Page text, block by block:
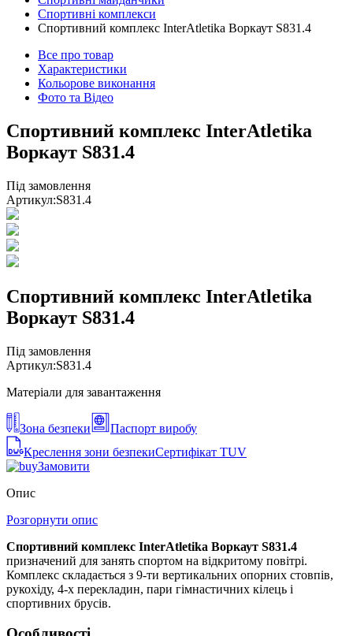
Спортивні комплекси
Спортивний комплекс InterAtletika Воркаут S831.4
Все про товар
Характеристики
Кольорове виконання
Фото та Відео
Спортивний комплекс InterAtletika
Воркаут S831.4
Під замовлення
Артикул:S831.4
Спортивний комплекс InterAtletika
Воркаут S831.4
Під замовлення
Артикул:S831.4
Матеріали для завантаження
Зона безпеки
Паспорт виробу
Креслення зони безпекиСертифікат TUV
Замовити
Опис
Розгорнути опис
Спортивний комплекс InterAtletika Воркаут S831.4
призначений для занять спортом на відкритому повітрі.
Комплекс складається з 9-ти вертикальних опорних стовпів,
рукохіду, 4-х перекладин, пари гімнастичних кілець і
спортивних брусів.